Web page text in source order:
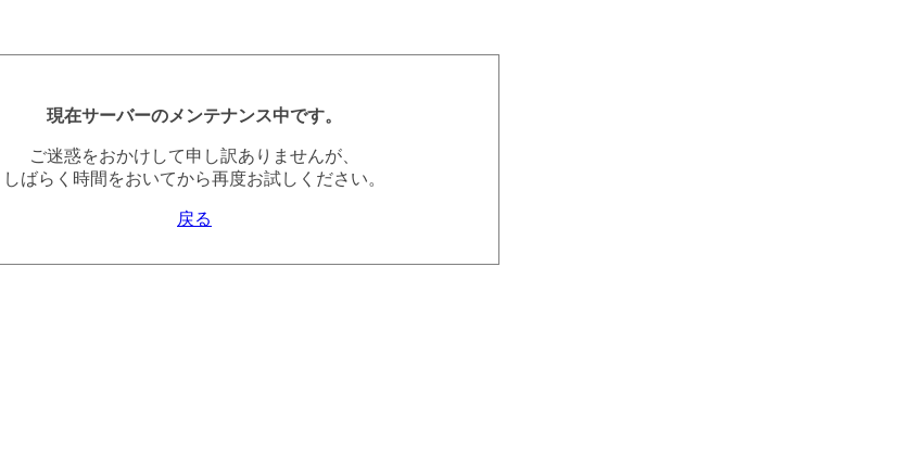
現在サーバーのメンテナンス中です。
ご迷惑をおかけして申し訳ありませんが、
しばらく時間をおいてから再度お試しください。
戻る